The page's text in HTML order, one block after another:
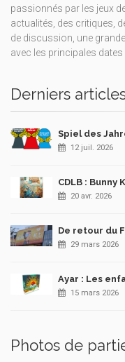
passionnés par les jeux
actualités, des critiques,
de discussion, une
avec les principales dates
Derniers
Spiel des
12 juil. 2026
CDLB : Bunny
20 avr. 2026
De retour du
29 mars 2026
Ayar : Les
15 mars 2026
Photos de